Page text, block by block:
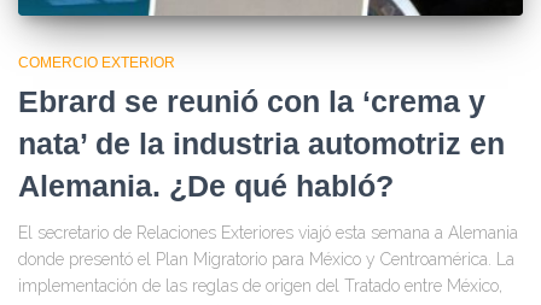
COMERCIO EXTERIOR
Ebrard se reunió con la ‘crema y
nata’ de la industria automotriz en
Alemania. ¿De qué habló?
El secretario de Relaciones Exteriores viajó esta semana a Alemania
donde presentó el Plan Migratorio para México y Centroamérica. La
implementación de las reglas de origen del Tratado entre México,